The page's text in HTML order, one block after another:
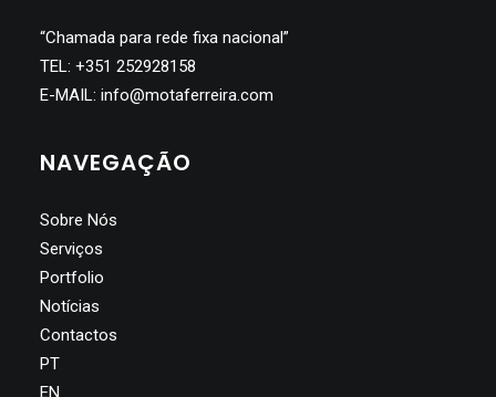
“Chamada para rede fixa nacional”
TEL: +351 252928158
E-MAIL: info@motaferreira.com
NAVEGAÇÃO
Sobre Nós
Serviços
Portfolio
Notícias
Contactos
PT
EN